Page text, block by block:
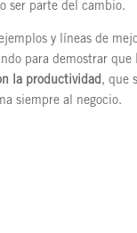
ser parte del cambio.
y líneas de
para demostrar que
la productividad, que
siempre al negocio.